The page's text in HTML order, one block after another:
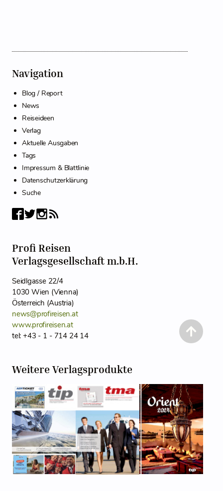
Navigation
Blog / Report
News
Reiseideen
Verlag
Aktuelle Ausgaben
Tags
Impressum & Blattlinie
Datenschutzerklärung
Suche
Profi Reisen
Verlagsgesellschaft m.b.H.
Seidlgasse 22/4
1030 Wien (Vienna)
Österreich (Austria)
news@profireisen.at
www.profireisen.at
tel: +43 - 1 - 714 24 14
Weitere Verlagsprodukte